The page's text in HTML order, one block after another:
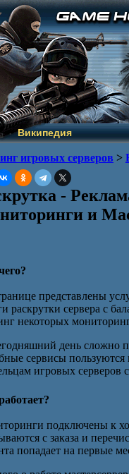
Википедия
игровых серверов >
-
и
представлены
раскрутки сервера с
некоторых
день сложно
сервисы
игровых серверов
подключены к
с заказа и
попадает на первые